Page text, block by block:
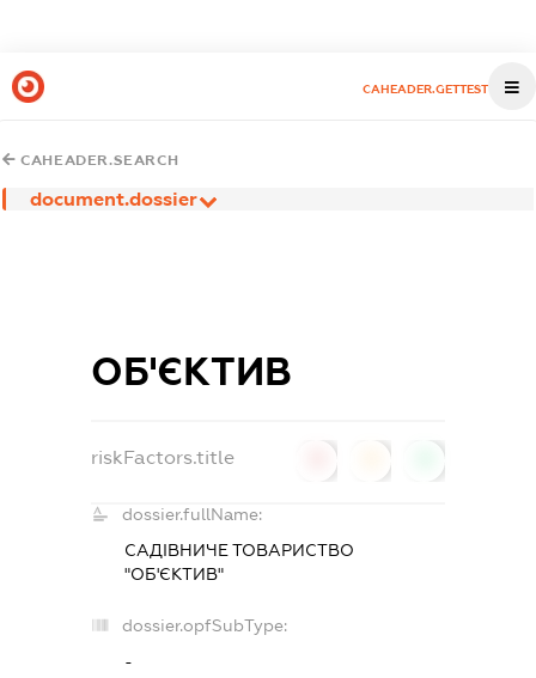
CAHEADER.GETTEST
CAHEADER.SEARCH
document.dossier
ОБ'ЄКТИВ
riskFactors.title
dossier.fullName:
САДІВНИЧЕ ТОВАРИСТВО
"ОБ'ЄКТИВ"
dossier.opfSubType:
-